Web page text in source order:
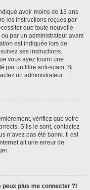
avoir moins de 13 ans
les instructions reçues par
que toute nouvelle
par un administrateur avant
est indiquée lors de
ses instructions.
vous ayez fourni une
par un filtre anti-spam. Si
un administrateur.
vérifiez que votre
S’ils le sont, contactez
n’avez pas été banni. Il est
ait une erreur de
plus me connecter ?!